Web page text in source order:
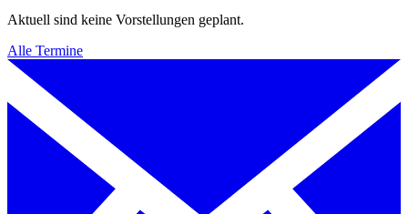
Aktuell sind keine Vorstellungen geplant.
Alle Termine